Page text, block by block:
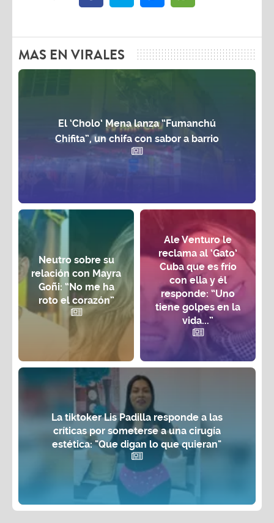
MAS EN VIRALES
El ‘Cholo’ Mena lanza “Fumanchú
Chifita”, un chifa con sabor a barrio
Neutro sobre su
relación con Mayra
Goñi: “No me ha
roto el corazón”
Ale Venturo le
reclama al ‘Gato’
Cuba que es frío
con ella y él
responde: “Uno
tiene golpes en la
vida...”
La tiktoker Lis Padilla responde a las
críticas por someterse a una cirugía
estética: "Que digan lo que quieran"